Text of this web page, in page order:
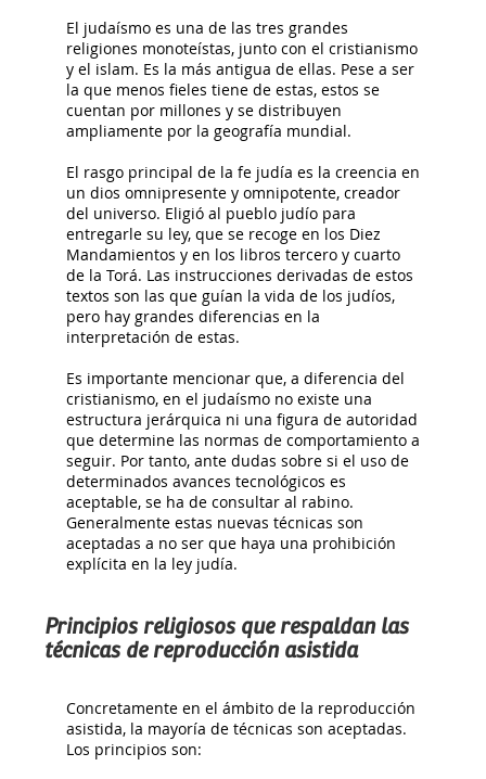
El judaísmo es una de las tres grandes
religiones monoteístas, junto con el cristianismo
y el islam. Es la más antigua de ellas. Pese a ser
la que menos fieles tiene de estas, estos se
cuentan por millones y se distribuyen
ampliamente por la geografía mundial.
El rasgo principal de la fe judía es la creencia en
un dios omnipresente y omnipotente, creador
del universo. Eligió al pueblo judío para
entregarle su ley, que se recoge en los Diez
Mandamientos y en los libros tercero y cuarto
de la Torá. Las instrucciones derivadas de estos
textos son las que guían la vida de los judíos,
pero hay grandes diferencias en la
interpretación de estas.
Es importante mencionar que, a diferencia del
cristianismo, en el judaísmo no existe una
estructura jerárquica ni una figura de autoridad
que determine las normas de comportamiento a
seguir. Por tanto, ante dudas sobre si el uso de
determinados avances tecnológicos es
aceptable, se ha de consultar al rabino.
Generalmente estas nuevas técnicas son
aceptadas a no ser que haya una prohibición
explícita en la ley judía.
Principios religiosos que respaldan las
técnicas de reproducción asistida
Concretamente en el ámbito de la reproducción
asistida, la mayoría de técnicas son aceptadas.
Los principios son: